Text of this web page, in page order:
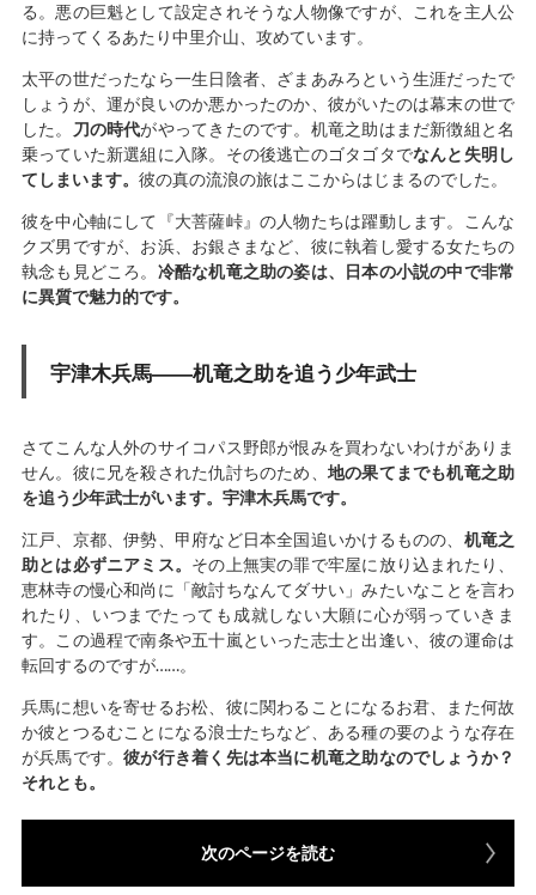
る。悪の巨魁として設定されそうな人物像ですが、これを主人公
に持ってくるあたり中里介山、攻めています。
太平の世だったなら一生日陰者、ざまあみろという生涯だったで
しょうが、運が良いのか悪かったのか、彼がいたのは幕末の世で
した。 刀の時代がやってきたのです。机竜之助はまだ新徴組と名
乗っていた新選組に入隊。その後逃亡のゴタゴタでなんと失明し
てしまいます。 彼の真の流浪の旅はここからはじまるのでした。
彼を中心軸にして『大菩薩峠』の人物たちは躍動します。こんな
クズ男ですが、お浜、お銀さまなど、彼に執着し愛する女たちの
執念も見どころ。 冷酷な机竜之助の姿は、日本の小説の中で非常
に異質で魅力的です。
宇津木兵馬――机竜之助を追う少年武士
さてこんな人外のサイコパス野郎が恨みを買わないわけがありま
せん。彼に兄を殺された仇討ちのため、 地の果てまでも机竜之助
を追う少年武士がいます。宇津木兵馬です。
江戸、京都、伊勢、甲府など日本全国追いかけるものの、 机竜之
助とは必ずニアミス。 その上無実の罪で牢屋に放り込まれたり、
恵林寺の慢心和尚に「敵討ちなんてダサい」みたいなことを言わ
れたり、いつまでたっても成就しない大願に心が弱っていきま
す。この過程で南条や五十嵐といった志士と出逢い、彼の運命は
転回するのですが……。
兵馬に想いを寄せるお松、彼に関わることになるお君、また何故
か彼とつるむことになる浪士たちなど、ある種の要のような存在
が兵馬です。彼が行き着く先は本当に机竜之助なのでしょうか？
それとも。
次のページを読む